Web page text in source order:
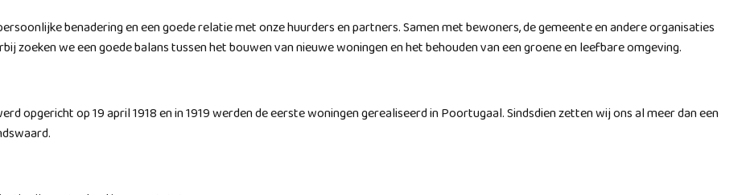
benadering en een goede relatie met onze huurders en partners. Samen met bewoners, de gemeente en andere organisaties
zoeken we een goede balans tussen het bouwen van nieuwe woningen en het behouden van een groene en leefbare omgeving.
opgericht op 19 april 1918 en in 1919 werden de eerste woningen gerealiseerd in Poortugaal. Sindsdien zetten wij ons al meer dan een